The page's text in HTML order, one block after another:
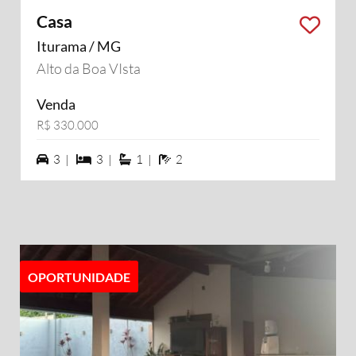
Casa
Iturama / MG
Alto da Boa VIsta
Venda
R$ 330.000
3 vagas na garagem
3 | 3 dormiórios
3 | 1 suítes
1 | 2 banheiros
2
OPORTUNIDADE